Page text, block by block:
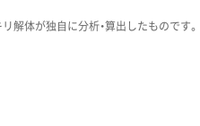
体が独自に分析・算出したものです。